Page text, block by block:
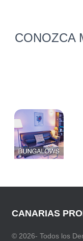
CONOZCA
CANARIAS
© 2026- Todos los